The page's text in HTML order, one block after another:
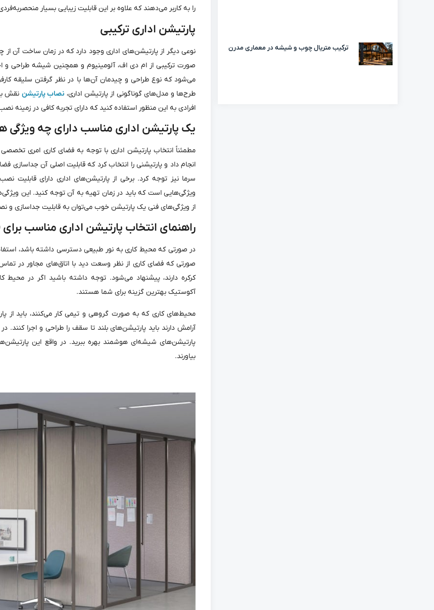
ترکیب متریال چوب و شیشه در معماری مدرن
را به کاربر می‌دهند که علاوه بر این قابلیت زیبایی بسیار
پارتیشن اداری ترکیبی
نوعی دیگر از پارتیشن‌های اداری وجود دارد که در زمان ساخت آن
صورت ترکیبی از ‌ام دی اف، آلومینیوم و همچنین شیشه طراحی و
می‌شود که نوع طراحی و چیدمان آن‌ها با در نظر گرفتن سلیقه
طرح‌ها و مدل‌های گوناگونی از پارتیشن اداری، نصاب پارتیشن نقش
افرادی به این منظور استفاده کنید که دارای تجربه کافی در زمینه
یک پارتیشن اداری مناسب دارای چه
مطمئناً انتخاب پارتیشن اداری با توجه به فضای کاری امری
انجام داد و پارتیشنی را انتخاب کرد که قابلیت اصلی آن جداسازی
سرما نیز توجه کرد. برخی از پارتیشن‌های اداری دارای قابلیت
ویژگی‌هایی است که باید در زمان تهیه به آن توجه کنید. این
از ویژگی‌های فنی یک پارتیشن خوب می‌توان به قابلیت جداسازی و
راهنمای انتخاب پارتیشن اداری مناسب
در صورتی که محیط کاری به نور طبیعی دسترسی داشته باشد،
صورتی که فضای کاری از نظر وسعت دید با اتاق‌های مجاور در
کرکره دارند، پیشنهاد می‌شود. توجه داشته باشید اگر در محیط
آکوستیک بهترین گزینه برای شما هستند.
محیط‌های کاری که به صورت گروهی و تیمی کار می‌کنند، باید از
آرامش دارند باید پارتیشن‌های بلند تا سقف را طراحی و اجرا کنند.
پارتیشن‌های شیشه‌ای هوشمند بهره ببرید. در واقع این
بیاورند.